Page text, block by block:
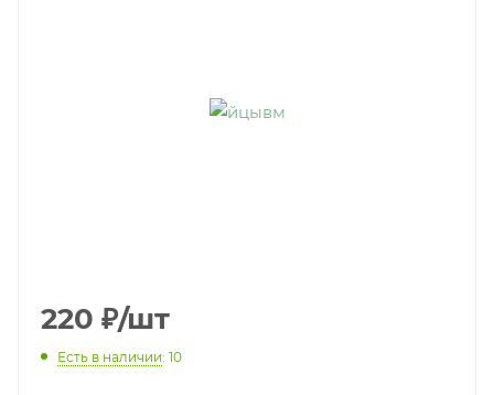
220 ₽/шт
Есть в наличии: 10